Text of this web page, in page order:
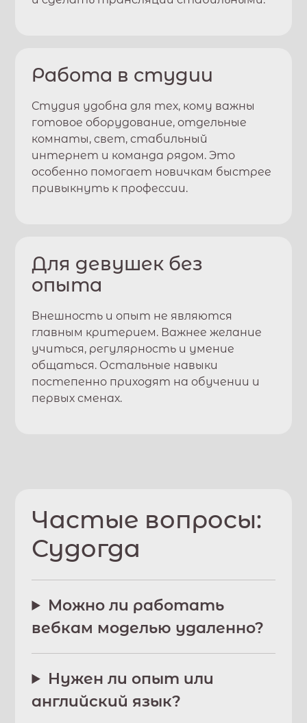
Работа в студии
Студия удобна для тех, кому важны
готовое оборудование, отдельные
комнаты, свет, стабильный
интернет и команда рядом. Это
особенно помогает новичкам быстрее
привыкнуть к профессии.
Для девушек без
опыта
Внешность и опыт не являются
главным критерием. Важнее желание
учиться, регулярность и умение
общаться. Остальные навыки
постепенно приходят на обучении и
первых сменах.
Частые вопросы:
Судогда
Можно ли работать
вебкам моделью удаленно?
Нужен ли опыт или
английский язык?